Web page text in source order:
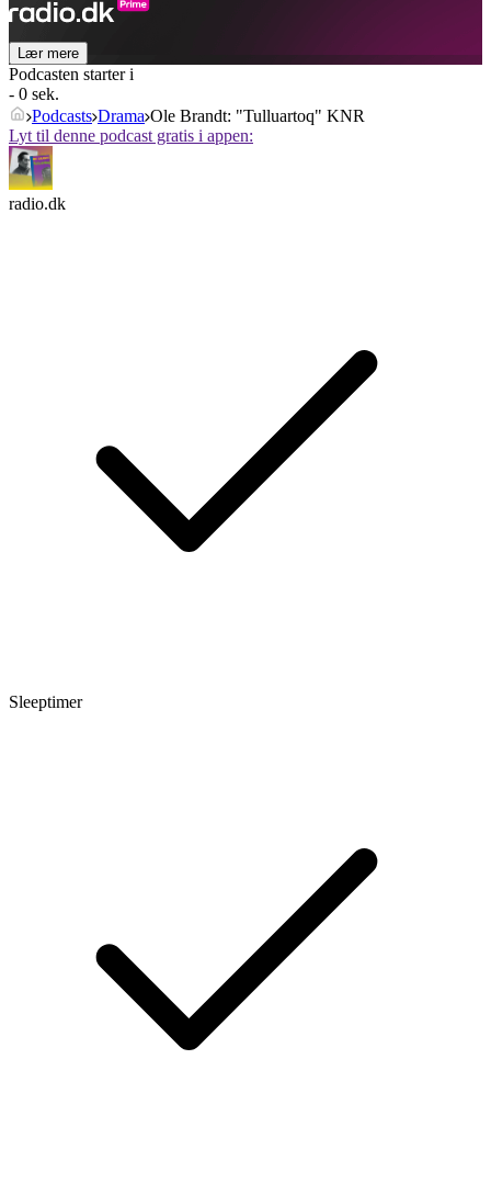
Lær mere
Podcasten starter i
- 0 sek.
Podcasts Drama Ole Brandt: "Tulluartoq" KNR
Lyt til denne podcast gratis i appen:
radio.dk
Sleeptimer